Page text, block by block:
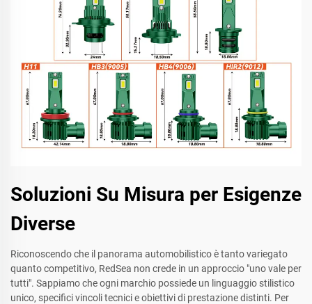
Soluzioni Su Misura per Esigenze
Diverse
Riconoscendo che il panorama automobilistico è tanto variegato
quanto competitivo, RedSea non crede in un approccio "uno vale per
tutti". Sappiamo che ogni marchio possiede un linguaggio stilistico
unico, specifici vincoli tecnici e obiettivi di prestazione distinti. Per